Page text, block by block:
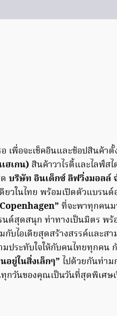
พื่อจะเช็คอินและช้อปสินค้าตั้
ฮเกน) สินค้าวาไรตี้และไลฟ์ส
บริษัท อินเด็กซ์ ลิฟวิ่งมอลล์
วในไทย พร้อมเปิดตัวแบรนด์
ที่จะพาทุกคน
นด์สุดสนุก ท่าทางเป็นมิตร พร้
บไอเดียสุดสร้างสรรค์และสา
ประทับใจให้กับคนไทยทุกคน
ยู่ในสิ่งเล็กๆ” ไปด้วยกันท่าม
กวันของคุณเป็นวันที่สุดพิเศษ